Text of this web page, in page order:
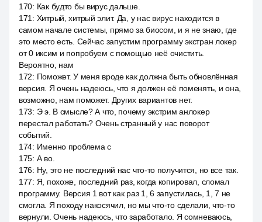
170: Как будто бы вирус дальше.
171 : Хитрый, хитрый элит. Да, у нас вирус находится в
самом начале системы, прямо за биосом, и я не знаю, где
это место есть. Сейчас запустим программу экстран локер
от 0 иксим и попробуем с помощью неё очистить.
Вероятно, нам
172: Поможет. У меня вроде как должна быть обновлённая
версия. Я очень надеюсь, что я должен её поменять, и она,
возможно, нам поможет. Других вариантов нет.
173: Э э. В смысле? А что, почему экстрим анлокер
перестал работать? Очень странный у нас поворот
событий.
174: Именно проблема с
175: А во.
176: Ну, это не последний нас что-то получится, но все так.
177: Я, похоже, последний раз, когда копировал, сломал
программу. Версия 1 вот как раз 1, 6 запустилась, 1, 7 не
смогла. Я походу накосячил, но мы что-то сделали, что-то
вернули. Очень надеюсь, что заработало. Я сомневаюсь,